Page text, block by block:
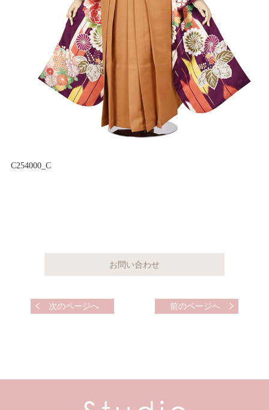
C254000_C
次のページへ 前のページへ